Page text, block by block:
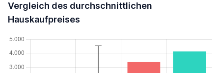
Vergleich des durchschnittlichen
Hauskaufpreises